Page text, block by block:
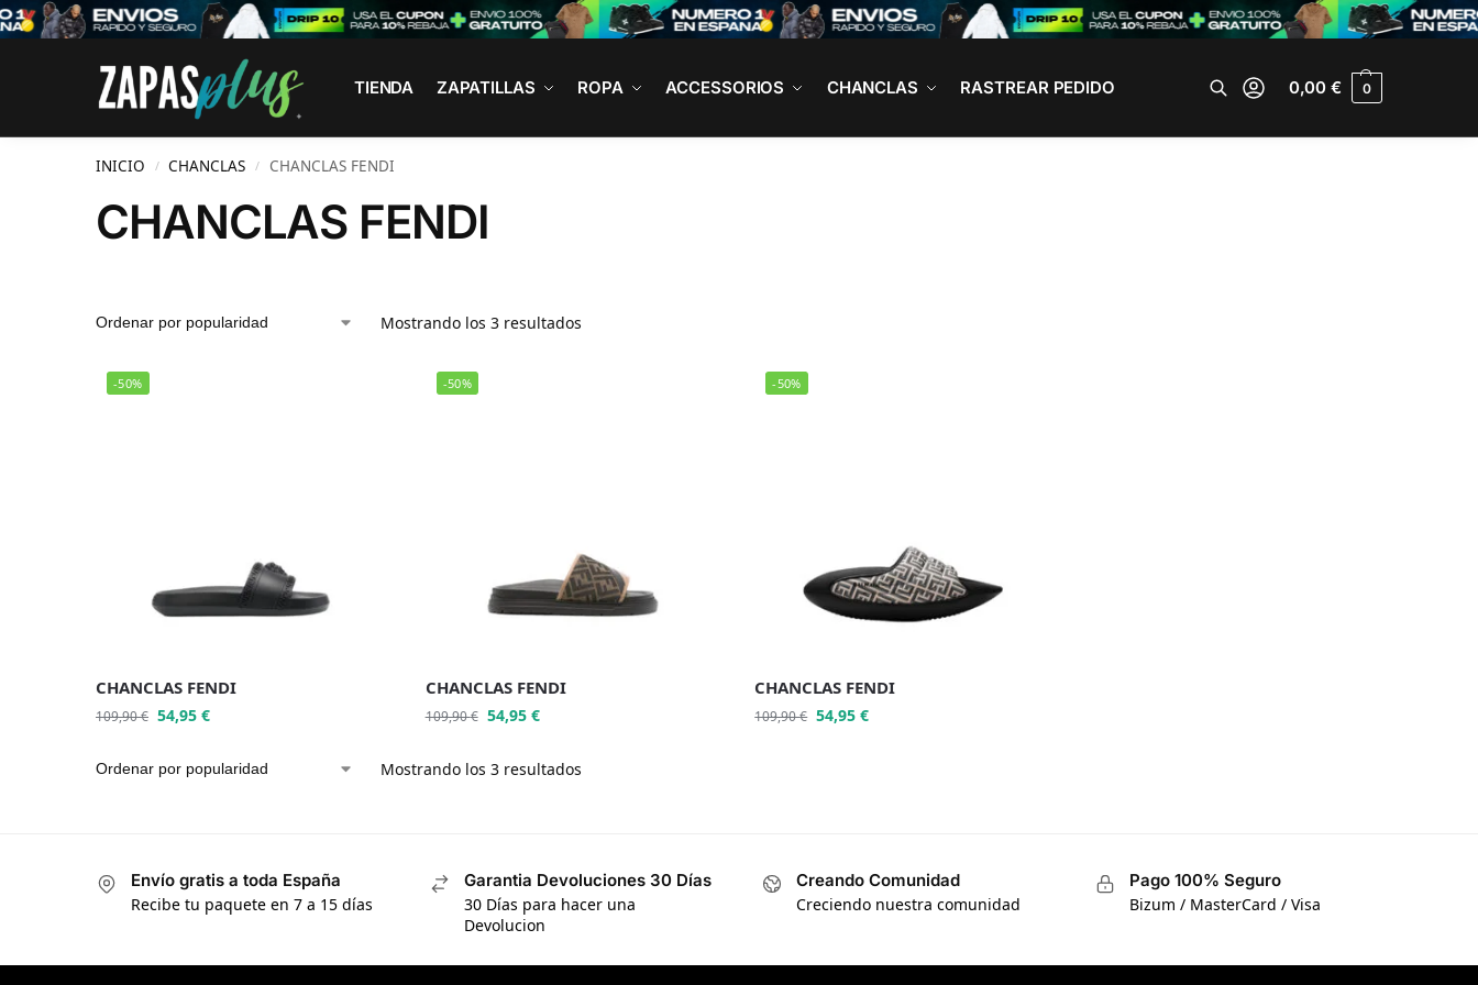
TIENDA ZAPATILLAS ROPA ACCESSORIOS CHANCLAS RASTREAR PEDIDO
Search
0,00€ 0
INICIO / CHANCLAS / CHANCLAS FENDI
CHANCLAS FENDI
Mostrando los 3 resultados
-50%
CHANCLAS FENDI
109,90€ 54,95 €
-50%
CHANCLAS FENDI
109,90€ 54,95 €
-50%
CHANCLAS FENDI
109,90€ 54,95€
Mostrando los 3 resultados
Envío gratis a toda España
Recibe tu paquete en 7 a 15 días
Garantia Devoluciones 30 Días
30 Días para hacer una
Devolucion
Creando Comunidad
Creciendo nuestra comunidad
Pago 100% Seguro
Bizum / MasterCard / Visa